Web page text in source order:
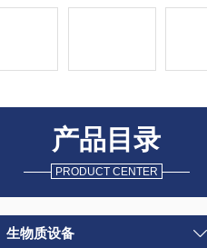
产品目录
PRODUCT CENTER
生物质设备